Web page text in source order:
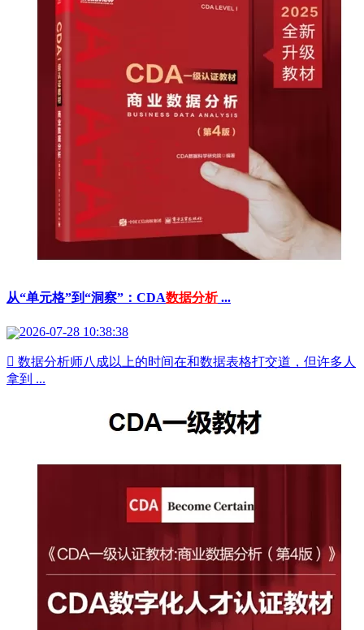
从“单元格”到“洞察”：CDA数据分析...
2026-07-28 10:38:38
 数据分析师八成以上的时间在和数据表格打交道，但许多人
拿到 ...